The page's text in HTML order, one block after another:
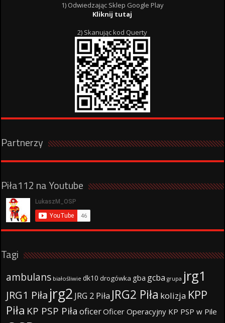
1) Odwiedzając Sklep Google Play
Kliknij tutaj
2) Skanując kod Querty
Partnerzy
Piła112 na Youtube
Tagi
ambulans białośliwie dk10 drogówka gba gcba grupa jrg1
JRG1 Piła jrg2 JRG 2 Piła JRG2 Piła kolizja KPP
Piła KP PSP Piła oficerOficer Operacyjny KP PSP w Pile